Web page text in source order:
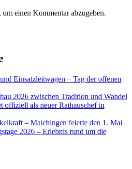
um einen Kommentar abzugeben.
Einsatzleitwagen – Tag der offenen
2026 zwischen Tradition und Wandel
offiziell als neuer Rathauschef in
– Maichingen feierte den 1. Mai
2026 – Erlebnis rund um die